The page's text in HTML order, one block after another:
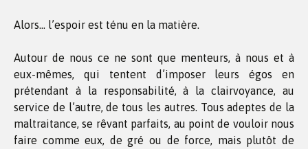
Alors… l’espoir est ténu en la matière.
Autour de nous ce ne sont que menteurs, à nous et à
eux-mêmes, qui tentent d’imposer leurs égos en
prétendant à la responsabilité, à la clairvoyance, au
service de l’autre, de tous les autres. Tous adeptes de la
maltraitance, se rêvant parfaits, au point de vouloir nous
faire comme eux, de gré ou de force, mais plutôt de